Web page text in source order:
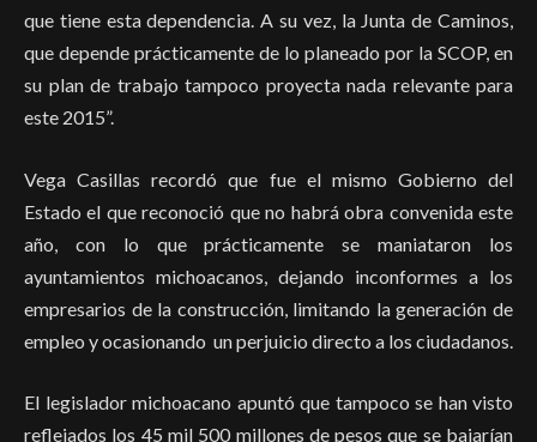
que tiene esta dependencia. A su vez, la Junta de Caminos,
que depende prácticamente de lo planeado por la SCOP, en
su plan de trabajo tampoco proyecta nada relevante para
este 2015”.
Vega Casillas recordó que fue el mismo Gobierno del
Estado el que reconoció que no habrá obra convenida este
año, con lo que prácticamente se maniataron los
ayuntamientos michoacanos, dejando inconformes a los
empresarios de la construcción, limitando la generación de
empleo y ocasionando un perjuicio directo a los ciudadanos.
El legislador michoacano apuntó que tampoco se han visto
reflejados los 45 mil 500 millones de pesos que se bajarían